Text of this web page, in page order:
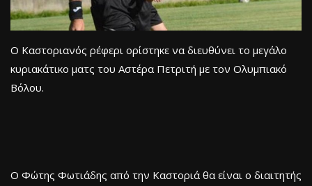
Ο Καστοριανός ρέφερι ορίστηκε να διευθύνει το μεγάλο
κυριακάτικο ματς του Αστέρα Πετριτή με τον Ολυμπιακό
Βόλου.
Ο Φώτης Φωτιάδης από την Καστοριά θα είναι ο διαιτητής